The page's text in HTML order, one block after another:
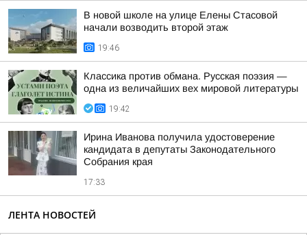
В новой школе на улице Елены Стасовой
начали возводить второй этаж
19:46
Классика против обмана. Русская поэзия —
одна из величайших вех мировой литературы
19:42
Ирина Иванова получила удостоверение
кандидата в депутаты Законодательного
Собрания края
17:33
ЛЕНТА НОВОСТЕЙ